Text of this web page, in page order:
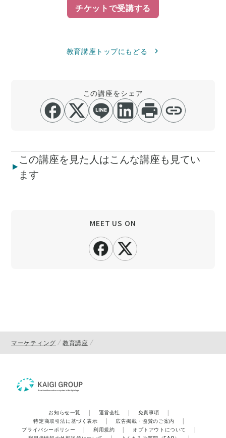
チケットで受講する
教育講座トップにもどる
この講座をシェア
この講座を見た人はこんな講座も見てい
ます
MEET US ON
マーケティング 教育講座
お知らせ一覧 | 運営会社 | 免責事項
|
特定商取引法に基づく表示
| 広告掲載・協賛のご案内
|
プライバシーポリシー
| 利用規約 | オプトアウトについて
|